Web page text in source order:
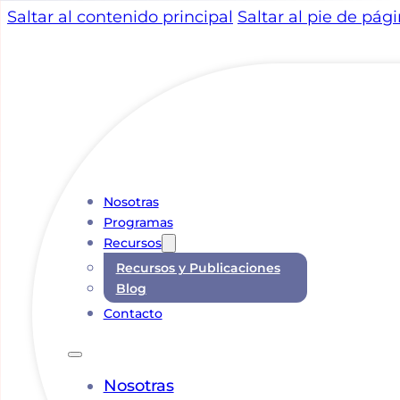
Saltar al contenido principal Saltar al pie de
Nosotras
Programas
Recursos
Recursos y Publicaciones
Blog
Contacto
Nosotras